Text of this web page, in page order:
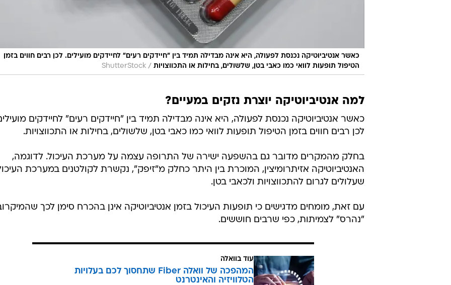
כאשר אנטיביוטיקה נכנסת לפעולה, היא אינה מבדילה תמיד בין "חיידקים רעים" לחיידקים מועילים. לכן רבים חווים בזמן
הטיפול תופעות לוואי כמו כאבי בטן, שלשולים, בחילות או התכווצויות /
ShutterStock
למה אנטיביוטיקה יוצרת נזקים במעיים?
כאשר אנטיביוטיקה נכנסת לפעולה, היא אינה מבדילה תמיד בין "חיידקים רעים" לחיידקים
לכן רבים חווים בזמן הטיפול תופעות לוואי כמו כאבי בטן, שלשולים, בחילות או התכווצויות.
בחלק מהמקרים מדובר גם בהשפעה ישירה של התרופה עצמה על מערכת העיכול. לדוגמה,
האנטיביוטיקה אזיתרומיצין, המוכרת בין היתר כחלק מ"זיפק", נקשרת לקולטנים במערכת
שעלולים לגרום להתכווצויות ולכאבי בטן.
עם זאת, מומחים מדגישים כי תופעות העיכול בזמן אנטיביוטיקה אינן בהכרח סימן לכך
"נהרס" לצמיתות, כפי שרבים חוששים.
עוד בוואלה
המהפכה של וואלה Fiber שתחסוך לכם בעלויות
הטלוויזיה והאינטרנט